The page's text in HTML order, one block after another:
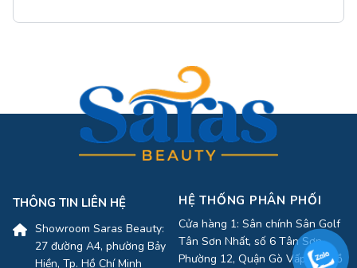
THÔNG TIN LIÊN HỆ
Showroom Saras Beauty:
27 đường A4, phường Bảy
Hiền, Tp. Hồ Chí Minh
HỆ THỐNG PHÂN PHỐI
Cửa hàng 1: Sân chính Sân Golf
Tân Sơn Nhất, số 6 Tân Sơn,
Phường 12, Quận Gò Vấp, TP Hồ